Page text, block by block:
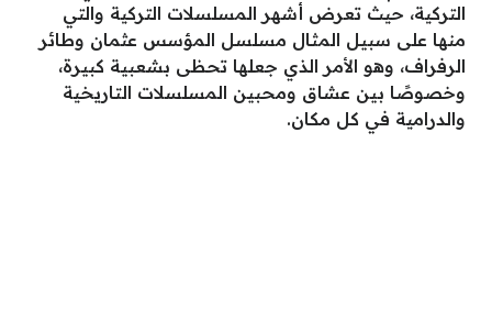
التركية، حيث تعرض أشهر المسلسلات التركية والتي
منها على سبيل المثال مسلسل المؤسس عثمان وطائر
الرفراف، وهو الأمر الذي جعلها تحظى بشعبية كبيرة،
وخصوصًا بين عشاق ومحبين المسلسلات التاريخية
والدرامية في كل مكان.